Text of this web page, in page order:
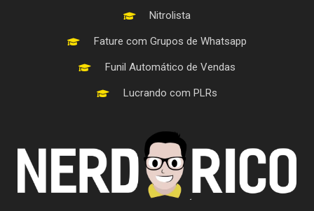
Nitrolista
Fature com Grupos de Whatsapp
Funil Automático de Vendas
Lucrando com PLRs